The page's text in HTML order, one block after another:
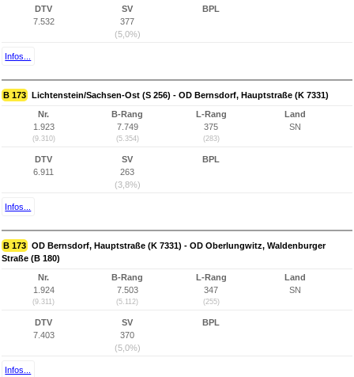
DTV
7.532
SV
377
(5,0%)
BPL
Infos...
B 173 Lichtenstein/Sachsen-Ost (S 256) - OD Bernsdorf, Hauptstraße (K 7331)
Nr.
1.923
(9.310)
B-Rang
7.749
(5.354)
L-Rang
375
(283)
Land
SN
DTV
6.911
SV
263
(3,8%)
BPL
Infos...
B 173 OD Bernsdorf, Hauptstraße (K 7331) - OD Oberlungwitz, Waldenburger
Straße (B 180)
Nr.
1.924
(9.311)
B-Rang
7.503
(5.112)
L-Rang
347
(255)
Land
SN
DTV
7.403
SV
370
(5,0%)
BPL
Infos...